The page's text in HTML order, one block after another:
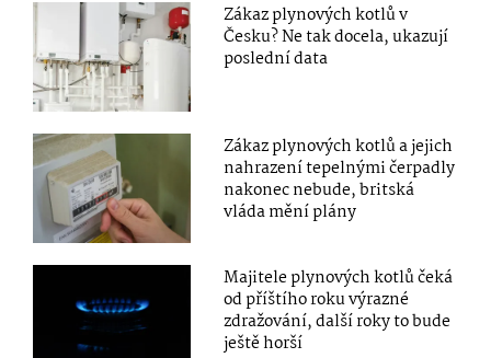
Zákaz plynových kotlů v
Česku? Ne tak docela, ukazují
poslední data
Zákaz plynových kotlů a jejich
nahrazení tepelnými čerpadly
nakonec nebude, britská
vláda mění plány
Majitele plynových kotlů čeká
od příštího roku výrazné
zdražování, další roky to bude
ještě horší